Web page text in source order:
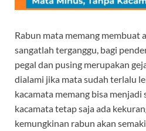
Rabun mata memang membuat
sangatlah terganggu, bagi
pegal dan pusing merupakan
dialami jika mata sudah terlalu
kacamata memang bisa menjadi
kacamata tetap saja ada
kemungkinan rabun akan